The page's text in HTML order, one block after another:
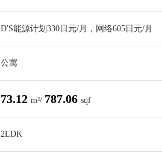
D'S能源计划330日元/月，网络605日元/月
公寓
73.12 m²/ 787.06 sqf
2LDK